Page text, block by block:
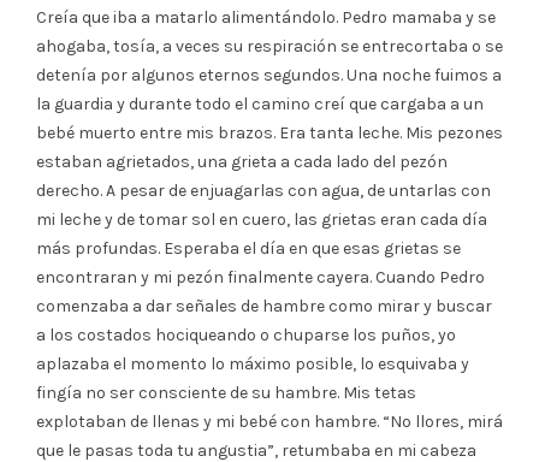
Creía que iba a matarlo alimentándolo. Pedro mamaba y se
ahogaba, tosía, a veces su respiración se entrecortaba o se
detenía por algunos eternos segundos. Una noche fuimos a
la guardia y durante todo el camino creí que cargaba a un
bebé muerto entre mis brazos. Era tanta leche. Mis pezones
estaban agrietados, una grieta a cada lado del pezón
derecho. A pesar de enjuagarlas con agua, de untarlas con
mi leche y de tomar sol en cuero, las grietas eran cada día
más profundas. Esperaba el día en que esas grietas se
encontraran y mi pezón finalmente cayera. Cuando Pedro
comenzaba a dar señales de hambre como mirar y buscar
a los costados hociqueando o chuparse los puños, yo
aplazaba el momento lo máximo posible, lo esquivaba y
fingía no ser consciente de su hambre. Mis tetas
explotaban de llenas y mi bebé con hambre. “No llores, mirá
que le pasas toda tu angustia”, retumbaba en mi cabeza